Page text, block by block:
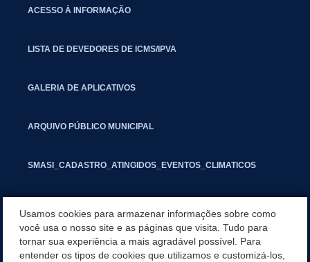
ACESSO À INFORMAÇÃO
LISTA DE DEVEDORES DE ICMS/IPVA
GALERIA DE APLICATIVOS
ARQUIVO PÚBLICO MUNICIPAL
SMASI_CADASTRO_ATINGIDOS_EVENTOS_CLIMATICOS
INFORMATIVO PIT
Usamos cookies para armazenar informações sobre como
você usa o nosso site e as páginas que visita. Tudo para
tornar sua experiência a mais agradável possível. Para
entender os tipos de cookies que utilizamos e customizá-los,